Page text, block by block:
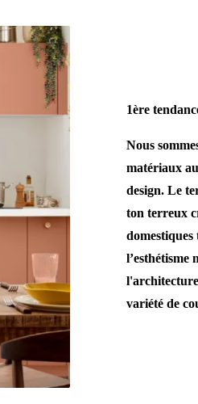
1ère
Nous
matériaux
design. Le
ton terreux
domestiques
l’esthétisme
variété de